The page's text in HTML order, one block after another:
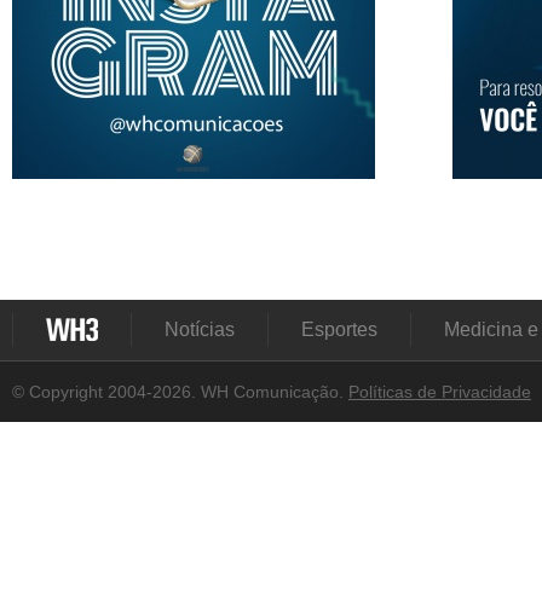
Notícias Esportes Medicina
© Copyright 2004-2026. WH Comunicação. Políticas de Privacidade